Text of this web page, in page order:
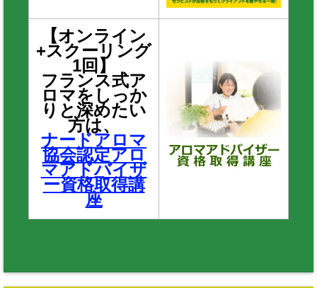
【オンライン
+スクーリング
1回】
フランス式ア
ロマをしっか
りと深めたい
方は、
ナードアロマ
協会認定アロ
マアドバイザ
ー資格取得講
座